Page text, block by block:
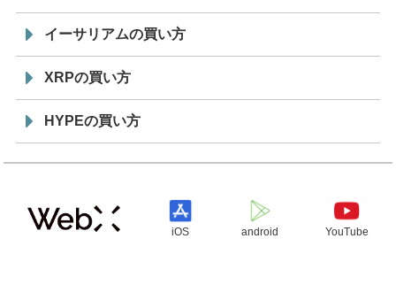
イーサリアムの買い方
XRPの買い方
HYPEの買い方
iOS android YouTube